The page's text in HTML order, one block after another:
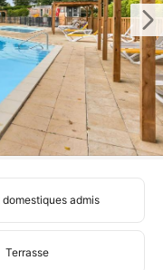
domestiques admis
Terrasse